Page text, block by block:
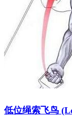
低位绳索飞鸟